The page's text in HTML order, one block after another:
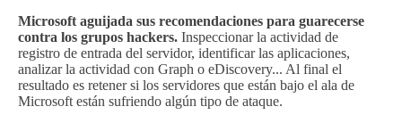
Microsoft aguijada sus recomendaciones para guarecerse
contra los grupos hackers. Inspeccionar la actividad de
registro de entrada del servidor, identificar las aplicaciones,
analizar la actividad con Graph o eDiscovery... Al final el
resultado es retener si los servidores que están bajo el ala de
Microsoft están sufriendo algún tipo de ataque.